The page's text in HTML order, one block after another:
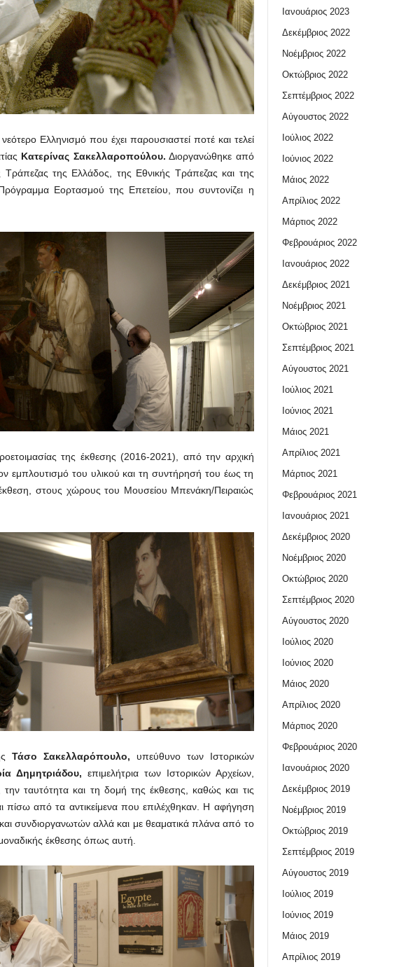
Ελληνισμό που έχει παρουσιαστεί ποτέ και τελεί
Κατερίνας Σακελλαροπούλου. Διοργανώθηκε από
της Ελλάδος, της Εθνικής Τράπεζας και της
Εορτασμού της Επετείου, που συντονίζει η
της έκθεσης (2016-2021), από την αρχική
εμπλουτισμό του υλικού και τη συντήρησή του έως τη
στους χώρους του Μουσείου Μπενάκη/Πειραιώς
Τάσο Σακελλαρόπουλο, υπεύθυνο των Ιστορικών
Δημητριάδου, επιμελήτρια των Ιστορικών Αρχείων,
ταυτότητα και τη δομή της έκθεσης, καθώς και τις
πίσω από τα αντικείμενα που επιλέχθηκαν. Η αφήγηση
συνδιοργανωτών αλλά και με θεαματικά πλάνα από το
έκθεσης όπως αυτή.
Ιανουάριος 2023
Δεκέμβριος 2022
Νοέμβριος 2022
Οκτώβριος 2022
Σεπτέμβριος 2022
Αύγουστος 2022
Ιούλιος 2022
Ιούνιος 2022
Μάιος 2022
Απρίλιος 2022
Μάρτιος 2022
Φεβρουάριος 2022
Ιανουάριος 2022
Δεκέμβριος 2021
Νοέμβριος 2021
Οκτώβριος 2021
Σεπτέμβριος 2021
Αύγουστος 2021
Ιούλιος 2021
Ιούνιος 2021
Μάιος 2021
Απρίλιος 2021
Μάρτιος 2021
Φεβρουάριος 2021
Ιανουάριος 2021
Δεκέμβριος 2020
Νοέμβριος 2020
Οκτώβριος 2020
Σεπτέμβριος 2020
Αύγουστος 2020
Ιούλιος 2020
Ιούνιος 2020
Μάιος 2020
Απρίλιος 2020
Μάρτιος 2020
Φεβρουάριος 2020
Ιανουάριος 2020
Δεκέμβριος 2019
Νοέμβριος 2019
Οκτώβριος 2019
Σεπτέμβριος 2019
Αύγουστος 2019
Ιούλιος 2019
Ιούνιος 2019
Μάιος 2019
Απρίλιος 2019